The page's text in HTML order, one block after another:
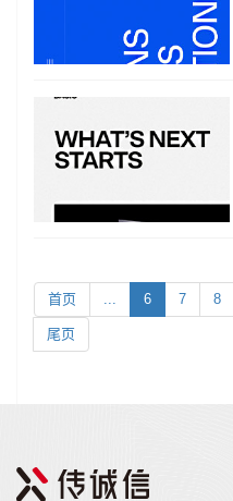
首页 ... 6 7 8
尾页